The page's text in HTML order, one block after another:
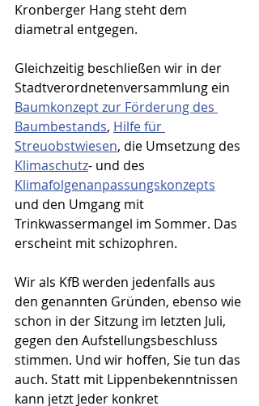
Kronberger Hang steht dem
diametral entgegen.
Gleichzeitig beschließen wir in der
Stadtverordnetenversammlung ein
Baumkonzept zur Förderung des
Baumbestands, Hilfe für
Streuobstwiesen, die Umsetzung des
Klimaschutz- und des
Klimafolgenanpassungskonzepts
und den Umgang mit
Trinkwassermangel im Sommer. Das
erscheint mit schizophren.
Wir als KfB werden jedenfalls aus
den genannten Gründen, ebenso wie
schon in der Sitzung im letzten Juli,
gegen den Aufstellungsbeschluss
stimmen. Und wir hoffen, Sie tun das
auch. Statt mit Lippenbekenntnissen
kann jetzt Jeder konkret